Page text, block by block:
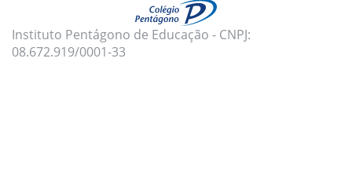
Instituto Pentágono de Educação - CNPJ:
08.672.919/0001-33